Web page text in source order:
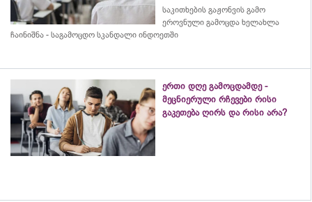
საკითხების გაჟონვის გამო
ეროვნული გამოცდა ხელახლა
ჩაინიშნა - საგამოცდო სკანდალი ინდოეთში
ერთი დღე გამოცდამდე -
მეცნიერული რჩევები რისი
გაკეთება ღირს და რისი არა?